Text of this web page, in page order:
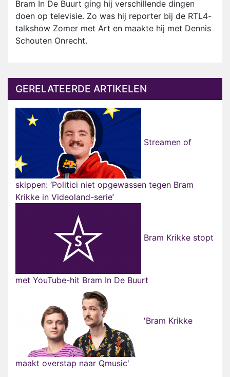
Bram In De Buurt ging hij verschillende dingen
doen op televisie. Zo was hij reporter bij de RTL4-
talkshow Zomer met Art en maakte hij met Dennis
Schouten Onrecht.
GERELATEERDE ARTIKELEN
Streamen of
skippen: ‘Politici niet opgewassen tegen Bram
Krikke in Videoland-serie’
Bram Krikke stopt
met YouTube-hit Bram In De Buurt
'Bram Krikke
maakt overstap naar Qmusic'